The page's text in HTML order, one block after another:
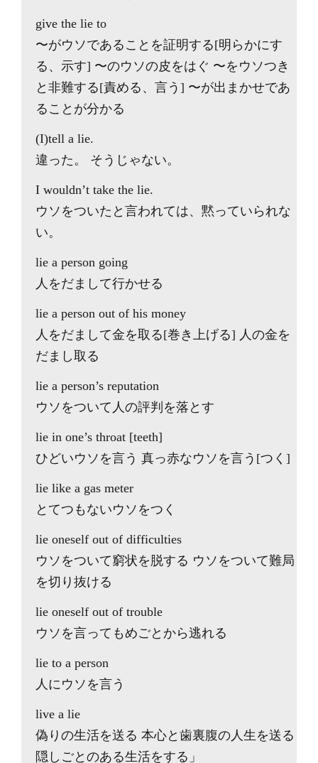
give the lie to
〜がウソであることを証明する[明らかにす
る、示す] 〜のウソの皮をはぐ 〜をウソつき
と非難する[責める、言う] 〜が出まかせであ
ることが分かる
(I)tell a lie.
違った。 そうじゃない。
I wouldn’t take the lie.
ウソをついたと言われては、黙っていられな
い。
lie a person going
人をだまして行かせる
lie a person out of his money
人をだまして金を取る[巻き上げる] 人の金を
だまし取る
lie a person’s reputation
ウソをついて人の評判を落とす
lie in one’s throat [teeth]
ひどいウソを言う 真っ赤なウソを言う[つく]
lie like a gas meter
とてつもないウソをつく
lie oneself out of difficulties
ウソをついて窮状を脱する ウソをついて難局
を切り抜ける
lie oneself out of trouble
ウソを言ってもめごとから逃れる
lie to a person
人にウソを言う
live a lie
偽りの生活を送る 本心と歯裏腹の人生を送る
隠しごとのある生活をする」